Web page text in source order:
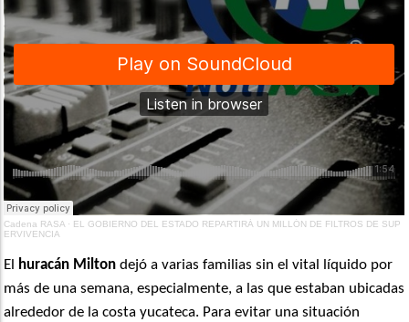
Cadena RASA · EL GOBIERNO DEL ESTADO REPARTIRÁ UN MILLÓN DE FILTROS DE SUP
ERVIVENCIA
El huracán Milton dejó a varias familias sin el vital líquido por
más de una semana, especialmente, a las que estaban ubicadas
alrededor de la costa yucateca. Para evitar una situación